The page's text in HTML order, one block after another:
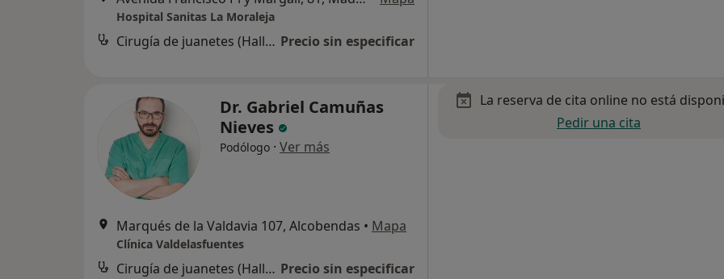
Hospital Sanitas La Moraleja
Cirugía de juanetes (Hallux valgus) Precio sin especificar
Dr. Gabriel Camuñas
Nieves
Podólogo · Ver más
Marqués de la Valdavia 107, Alcobendas • Mapa
Clínica Valdelasfuentes
Cirugía de juanetes (Hallux valgus) Precio sin especificar
La reserva de cita online no está
Pedir una cita